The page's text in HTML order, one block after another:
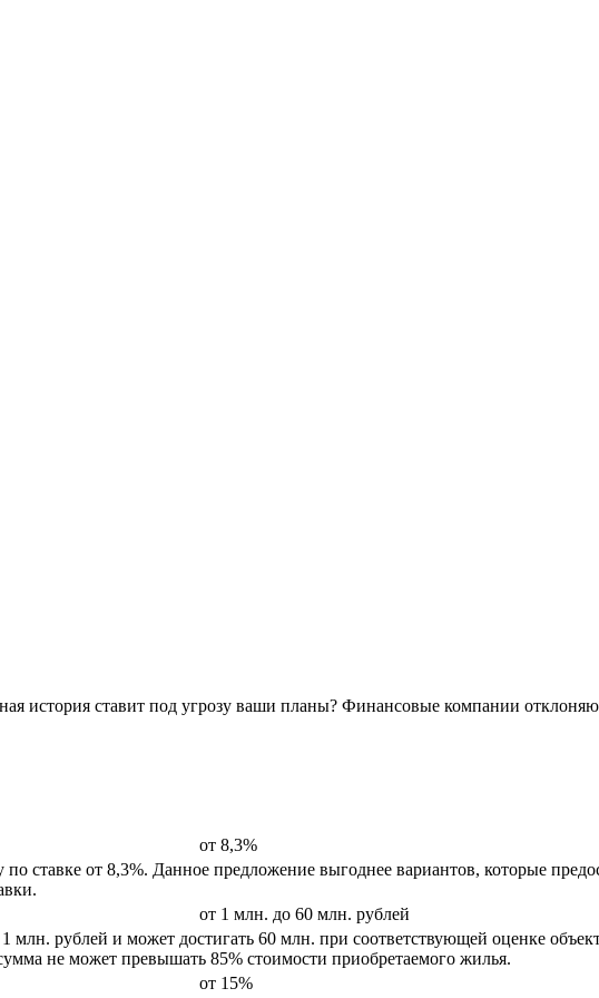
история ставит под угрозу ваши планы? Финансовые компании
от 8,3%
ставке от 8,3%. Данное предложение выгоднее вариантов, которые
от 1 млн. до 60 млн. рублей
рублей и может достигать 60 млн. при соответствующей оценке
не может превышать 85% стоимости приобретаемого жилья.
от 15%